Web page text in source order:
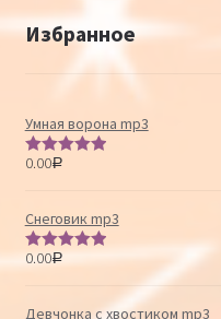
Избранное
Умная ворона mp3
Оценка
0.00Р
Снеговик mp3
Оценка
0.00Р
Девчонка с хвостиком mp3